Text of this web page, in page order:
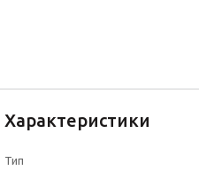
Характеристики
Тип